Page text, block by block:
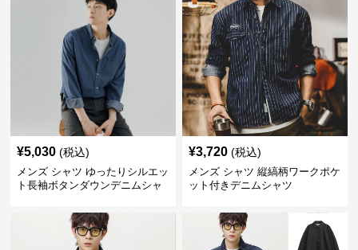
¥5,030 (税込)
メンズ シャツ ゆったりシルエッ
ト長袖ボタンダウンデニムシャ
¥3,720 (税込)
メンズ シャツ 縦縞柄ワークポケ
ット付きデニムシャツ